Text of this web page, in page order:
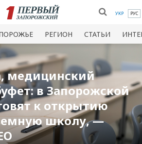
УКР РУС
РЕГИОН СТАТЬИ
медицинский
в Запорожской
к открытию
школу, —